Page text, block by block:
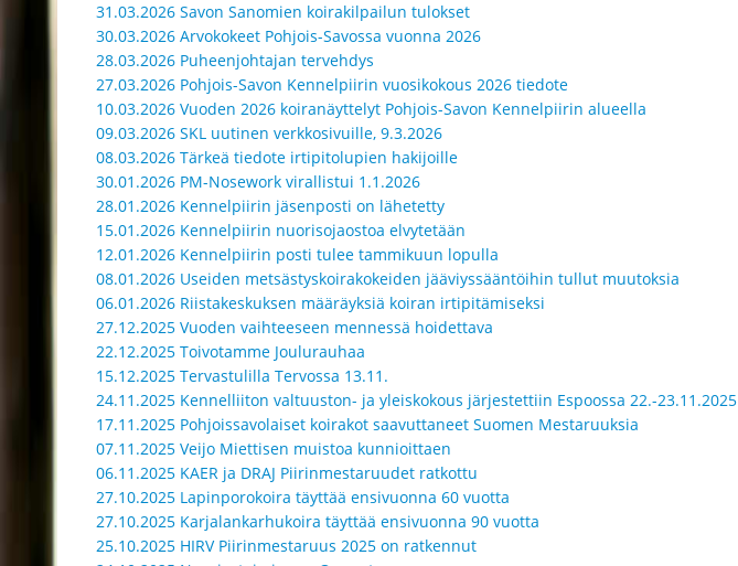
31.03.2026 Savon Sanomien koirakilpailun tulokset
30.03.2026 Arvokokeet Pohjois-Savossa vuonna 2026
28.03.2026 Puheenjohtajan tervehdys
27.03.2026 Pohjois-Savon Kennelpiirin vuosikokous 2026 tiedote
10.03.2026 Vuoden 2026 koiranäyttelyt Pohjois-Savon Kennelpiirin alueella
09.03.2026 SKL uutinen verkkosivuille, 9.3.2026
08.03.2026 Tärkeä tiedote irtipitolupien hakijoille
30.01.2026 PM-Nosework virallistui 1.1.2026
28.01.2026 Kennelpiirin jäsenposti on lähetetty
15.01.2026 Kennelpiirin nuorisojaostoa elvytetään
12.01.2026 Kennelpiirin posti tulee tammikuun lopulla
08.01.2026 Useiden metsästyskoirakokeiden jääviyssääntöihin tullut muutoksia
06.01.2026 Riistakeskuksen määräyksiä koiran irtipitämiseksi
27.12.2025 Vuoden vaihteeseen mennessä hoidettava
22.12.2025 Toivotamme Joulurauhaa
15.12.2025 Tervastulilla Tervossa 13.11.
24.11.2025 Kennelliiton valtuuston- ja yleiskokous järjestettiin Espoossa 22.-23.11.2025
17.11.2025 Pohjoissavolaiset koirakot saavuttaneet Suomen Mestaruuksia
07.11.2025 Veijo Miettisen muistoa kunnioittaen
06.11.2025 KAER ja DRAJ Piirinmestaruudet ratkottu
27.10.2025 Lapinporokoira täyttää ensivuonna 60 vuotta
27.10.2025 Karjalankarhukoira täyttää ensivuonna 90 vuotta
25.10.2025 HIRV Piirinmestaruus 2025 on ratkennut